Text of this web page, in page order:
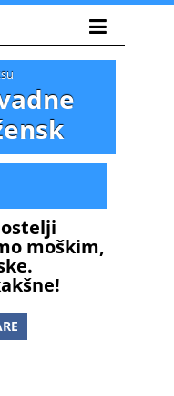
moškim,